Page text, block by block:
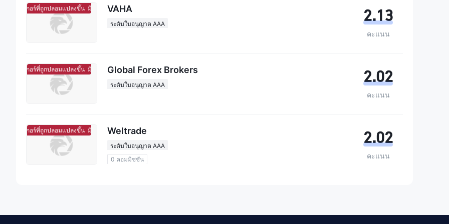
โบร์กเกอร์ที่ถูกปลอมแปลงขึ้น มีแนวโน้มจะเป็นโบร์กเกอร์ที่ถูกปลอมแปลงขึ้น
VAHA
ระดับใบอนุญาต AAA 2.13
คะแนน
โบร์กเกอร์ที่ถูกปลอมแปลงขึ้น มีแนวโน้มจะเป็นโบร์กเกอร์ที่ถูกปลอมแปลงขึ้น
Global Forex Brokers
ระดับใบอนุญาต AAA 2.02
คะแนน
โบร์กเกอร์ที่ถูกปลอมแปลงขึ้น มีแนวโน้มจะเป็นโบร์กเกอร์ที่ถูกปลอมแปลงขึ้น
Weltrade
ระดับใบอนุญาต AAA
0 คอมมิชชัน
2.02
คะแนน